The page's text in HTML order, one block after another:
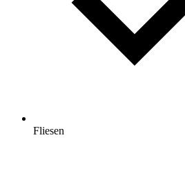
Fliesen